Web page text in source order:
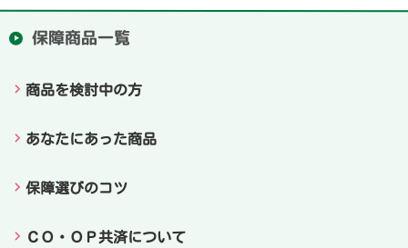
保障商品一覧
商品を検討中の方
あなたにあった商品
保障選びのコツ
ＣＯ・ＯＰ共済について